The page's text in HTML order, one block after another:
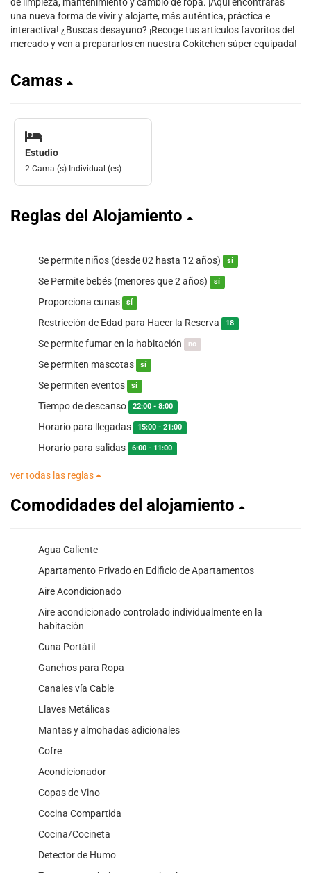
una nueva forma de vivir y alojarte, más auténtica, práctica e
interactiva! ¿Buscas desayuno? ¡Recoge tus artículos favoritos del
mercado y ven a prepararlos en nuestra Cokitchen súper equipada!
Camas
Estudio
2 Cama (s) Individual (es)
Reglas del Alojamiento
Se permite niños (desde 02 hasta 12 años) sí
Se Permite bebés (menores que 2 años) sí
Proporciona cunas sí
Restricción de Edad para Hacer la Reserva 18
Se permite fumar en la habitación no
Se permiten mascotas sí
Se permiten eventos sí
Tiempo de descanso 22:00 - 8:00
Horario para llegadas 15:00 - 21:00
Horario para salidas 6:00 - 11:00
ver todas las reglas
Comodidades del alojamiento
Agua Caliente
Apartamento Privado en Edificio de Apartamentos
Aire Acondicionado
Aire acondicionado controlado individualmente en la
habitación
Cuna Portátil
Ganchos para Ropa
Canales vía Cable
Llaves Metálicas
Mantas y almohadas adicionales
Cofre
Acondicionador
Copas de Vino
Cocina Compartida
Cocina/Cocineta
Detector de Humo